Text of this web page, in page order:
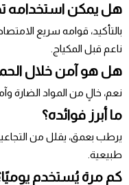
هل يمكن استخدامه
بالتأكيد، قوامه سريع
ناعم قبل المكياج.
هل هو آمن خلال
نعم، خالٍ من المواد الضارة
ما أبرز فوائده؟
يرطب بعمق، يقلل من
طبيعية.
كم مرة يُستخدم